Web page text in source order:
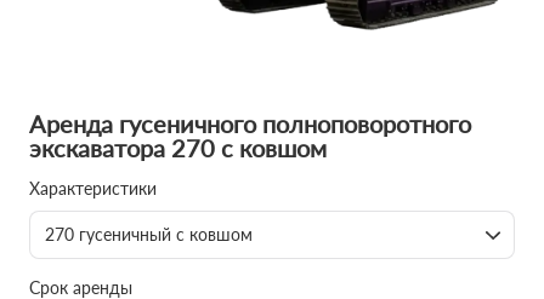
Аренда гусеничного полноповоротного
экскаватора 270 с ковшом
Характеристики
270 гусеничный с ковшом
Срок аренды